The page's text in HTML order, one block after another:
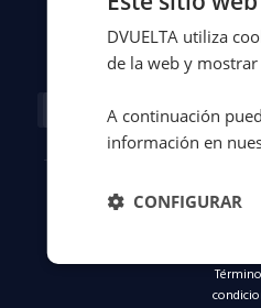
twitter
© 2026 Dvuelta
Aviso legal
DVUELTA utiliza
de la web y
A continuación
información en
CONFIGURAR